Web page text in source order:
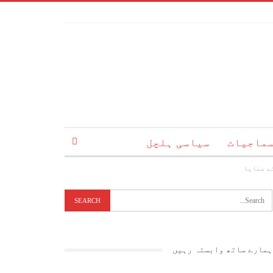
سیاسی ہلچل
منایا
ہمارے ساتھ وابستہ رہیں